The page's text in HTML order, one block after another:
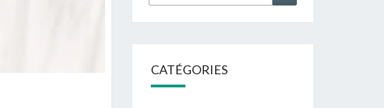
CATÉGORIES